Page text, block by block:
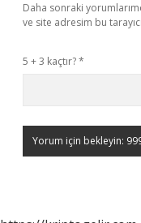
Daha sonraki
ve site adresim bu
5 + 3 kaçtır?*